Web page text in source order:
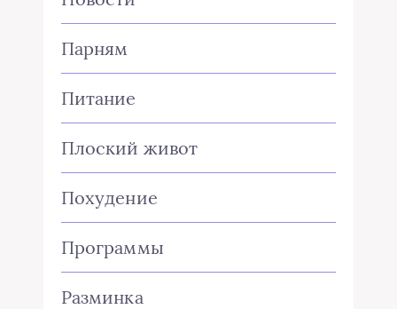
Парням
Питание
Плоский живот
Похудение
Программы
Разминка